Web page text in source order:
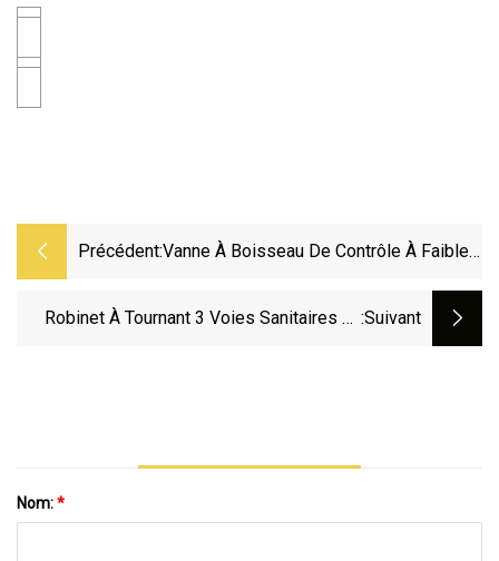
Précédent:Vanne À Boisseau De Contrôle À Faible
Robinet À Tournant 3 Voies Sanitaires En :suivant
Nom:*